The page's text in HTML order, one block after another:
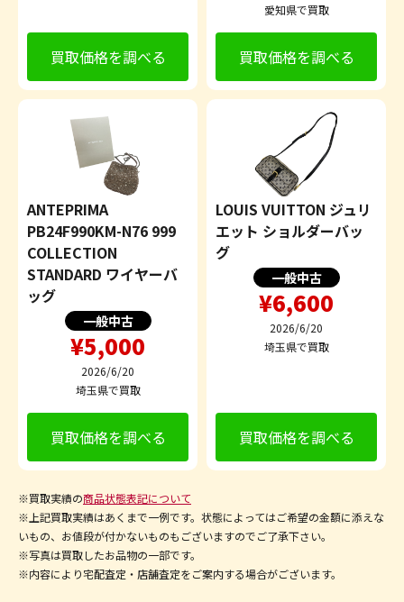
買取価格を調べる
愛知県で買取
買取価格を調べる
ANTEPRIMA
PB24F990KM-N76 999
COLLECTION
STANDARD ワイヤーバ
ッグ
一般中古
¥5,000
2026/6/20
埼玉県で買取
買取価格を調べる
LOUIS VUITTON ジュリ
エット ショルダーバッ
グ
一般中古
¥6,600
2026/6/20
埼玉県で買取
買取価格を調べる
※買取実績の商品状態表記について
※上記買取実績はあくまで一例です。状態によってはご希望の金額に添えな
いもの、お値段が付かないものもございますのでご了承下さい。
※写真は買取したお品物の一部です。
※内容により宅配査定・店舗査定をご案内する場合がございます。